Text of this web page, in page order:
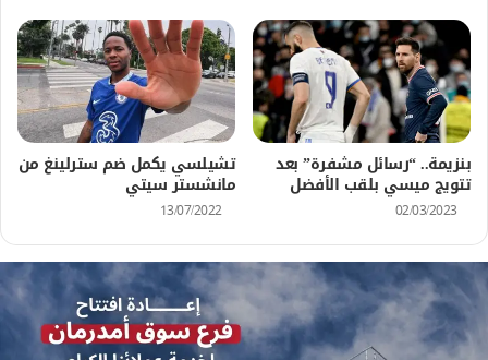
بنزيمة.. “رسائل مشفرة” بعد
تتويج ميسي بلقب الأفضل
02/03/2023
تشيلسي يكمل ضم سترلينغ من
مانشستر سيتي
13/07/2022